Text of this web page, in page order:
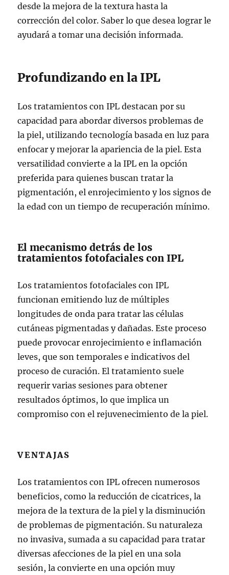
desde la mejora de la textura hasta la
corrección del color. Saber lo que desea lograr le
ayudará a tomar una decisión informada.
Profundizando en la IPL
Los tratamientos con IPL destacan por su
capacidad para abordar diversos problemas de
la piel, utilizando tecnología basada en luz para
enfocar y mejorar la apariencia de la piel. Esta
versatilidad convierte a la IPL en la opción
preferida para quienes buscan tratar la
pigmentación, el enrojecimiento y los signos de
la edad con un tiempo de recuperación mínimo.
El mecanismo detrás de los
tratamientos fotofaciales con IPL
Los tratamientos fotofaciales con IPL
funcionan emitiendo luz de múltiples
longitudes de onda para tratar las células
cutáneas pigmentadas y dañadas. Este proceso
puede provocar enrojecimiento e inflamación
leves, que son temporales e indicativos del
proceso de curación. El tratamiento suele
requerir varias sesiones para obtener
resultados óptimos, lo que implica un
compromiso con el rejuvenecimiento de la piel.
VENTAJAS
Los tratamientos con IPL ofrecen numerosos
beneficios, como la reducción de cicatrices, la
mejora de la textura de la piel y la disminución
de problemas de pigmentación. Su naturaleza
no invasiva, sumada a su capacidad para tratar
diversas afecciones de la piel en una sola
sesión, la convierte en una opción muy